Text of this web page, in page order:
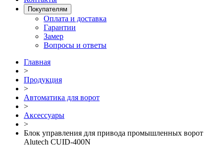
Покупателям
Оплата и доставка
Гарантии
Замер
Вопросы и ответы
Главная
>
Продукция
>
Автоматика для ворот
>
Аксессуары
>
Блок управления для привода промышленных ворот
Alutech CUID-400N